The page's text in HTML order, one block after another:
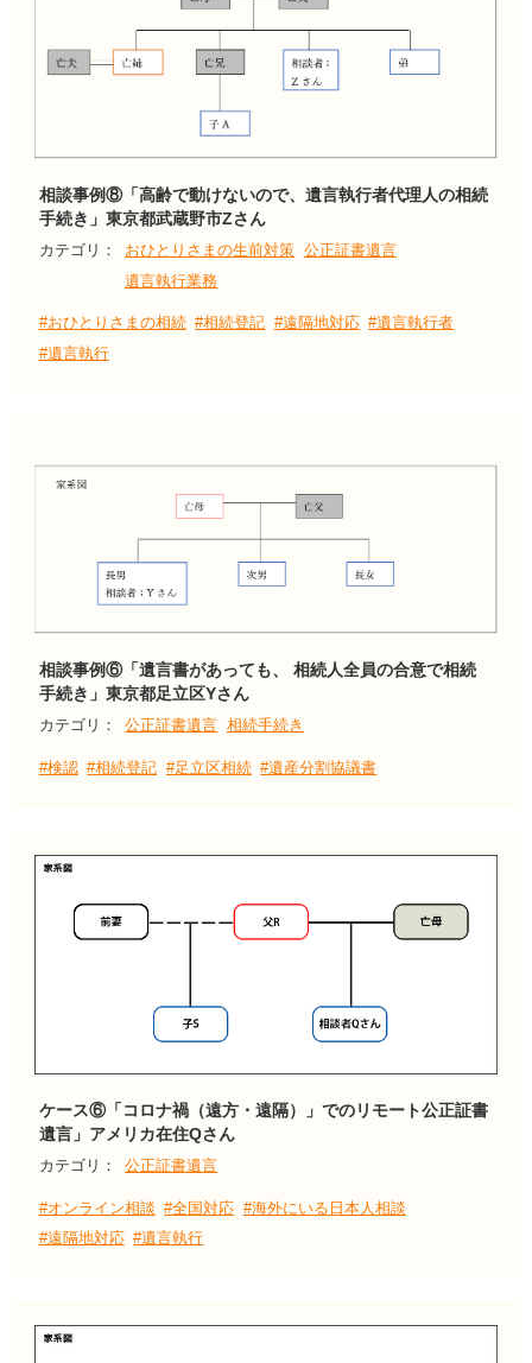
相談事例⑧「高齢で動けないので、遺言執行者代理人の相続
手続き」東京都武蔵野市Zさん
カテゴリ： おひとりさまの生前対策
公正証書遺言
遺言執行業務
#おひとりさまの相続 #相続登記 #遠隔地対応 #遺言執行者
#遺言執行
相談事例⑥「遺言書があっても、 相続人全員の合意で相続
手続き」東京都足立区Yさん
カテゴリ： 公正証書遺言 相続手続き
#検認 #相続登記 #足立区相続 #遺産分割協議書
ケース⑥「コロナ禍（遠方・遠隔）」でのリモート公正証書
遺言」アメリカ在住Qさん
カテゴリ： 公正証書遺言
#オンライン相談 #全国対応 #海外にいる日本人相談
#遠隔地対応 #遺言執行